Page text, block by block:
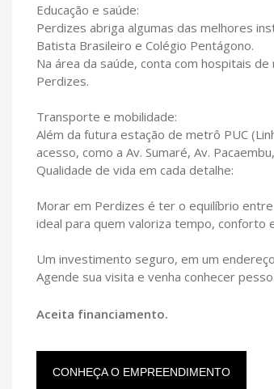
Educação e saúde:
Perdizes abriga algumas das melhores
Batista Brasileiro e Colégio Pentágono.
Na área da saúde, conta com hospitais
Perdizes.
Transporte e mobilidade:
Além da futura estação de metrô PUC
acesso, como a Av. Sumaré, Av.
Qualidade de vida em cada detalhe:
Morar em Perdizes é ter o equilíbrio
ideal para quem valoriza tempo, conforto
Um investimento seguro, em um
Agende sua visita e venha conhecer
Aceita financiamento.
CONHEÇA O EMPREENDIMENTO